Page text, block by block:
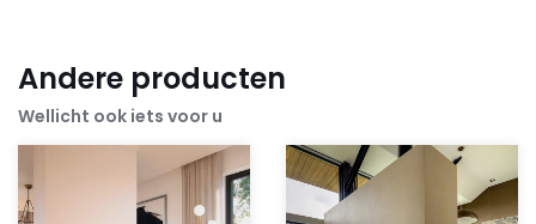
extra sfeer. Met de Step Burner heeft een
schitterend vlammenspel.
Andere producten
Wellicht ook iets voor u